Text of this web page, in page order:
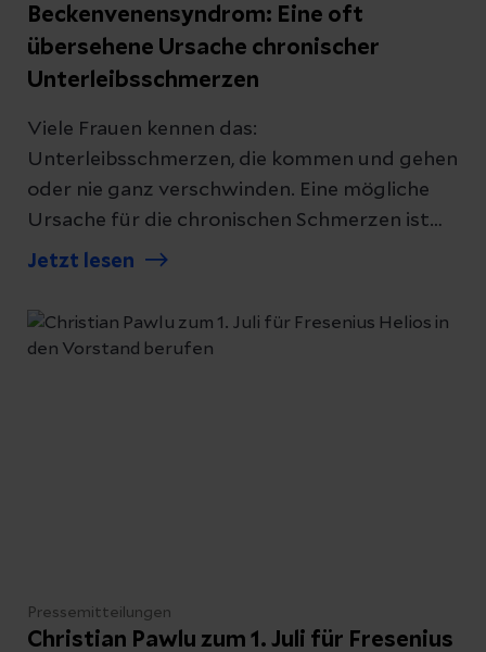
Beckenvenensyndrom: Eine oft
übersehene Ursache chronischer
Unterleibsschmerzen
Viele Frauen kennen das:
Unterleibsschmerzen, die kommen und gehen
oder nie ganz verschwinden. Eine mögliche
Ursache für die chronischen Schmerzen ist
das Beckenvenensyndrom, vor allem wenn
bereits ausgeschlossen wurden. Priv.-Doz. Dr.
Michael Moche, Chefarzt der Klinik für
Jetzt lesen
Pressemitteilungen
Christian Pawlu zum 1. Juli für Fresenius